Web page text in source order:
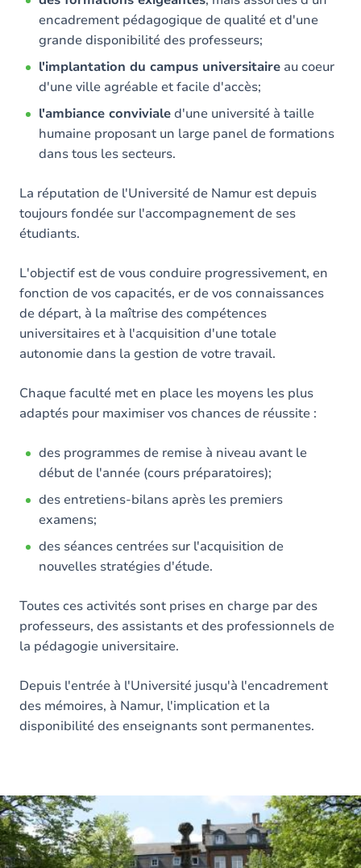
encadrement pédagogique de qualité et d'une
grande disponibilité des professeurs;
l'implantation du campus universitaire au coeur
d'une ville agréable et facile d'accès;
l'ambiance convivialed'une université à taille
humaine proposant un large panel de formations
dans tous les secteurs.
La réputation de l'Université de Namur est depuis
toujours fondée sur l'accompagnement de ses
étudiants.
L'objectif est de vous conduire progressivement, en
fonction de vos capacités, er de vos connaissances
de départ, à la maîtrise des compétences
universitaires et à l'acquisition d'une totale
autonomie dans la gestion de votre travail.
Chaque faculté met en place les moyens les plus
adaptés pour maximiser vos chances de réussite :
des programmes de remise à niveau avant le
début de l'année (cours préparatoires);
des entretiens-bilans après les premiers
examens;
des séances centrées sur l'acquisition de
nouvelles stratégies d'étude.
Toutes ces activités sont prises en charge par des
professeurs, des assistants et des professionnels de
la pédagogie universitaire.
Depuis l'entrée à l'Université jusqu'à l'encadrement
des mémoires, à Namur, l'implication et la
disponibilité des enseignants sont permanentes.
Image